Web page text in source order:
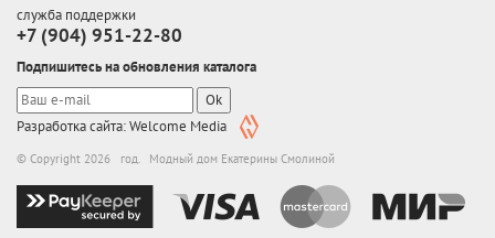
служба поддержки
+7 (904) 951-22-80
Подпишитесь на обновления каталога
Ok
Разработка сайта: Welcome Media
© Copyright 2026 год. Модный дом Екатерины Смолиной